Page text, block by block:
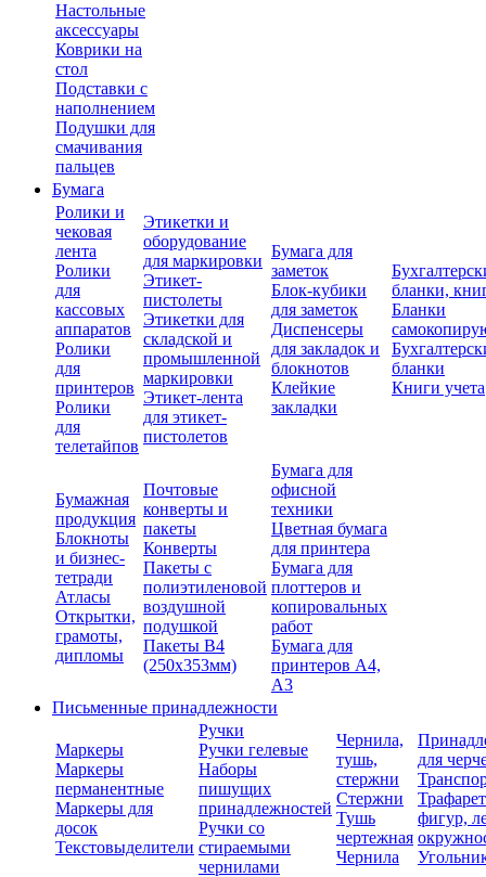
Настольные
аксессуары
Коврики на
стол
Подставки с
наполнением
Подушки для
смачивания
пальцев
Бумага
Ролики и
чековая
лента
Ролики
для
кассовых
аппаратов
Ролики
для
принтеров
Ролики
для
телетайпов
Этикетки и
оборудование
для маркировки
Этикет-
пистолеты
Этикетки для
складской и
промышленной
маркировки
Этикет-лента
для этикет-
пистолетов
Бумага для
заметок
Блок-кубики
для заметок
Диспенсеры
для закладок и
блокнотов
Клейкие
закладки
бланки,
Бланки
бланки
Книги учета
Бумажная
продукция
Блокноты
и бизнес-
тетради
Атласы
Открытки,
грамоты,
дипломы
Почтовые
конверты и
пакеты
Конверты
Пакеты с
полиэтиленовой
воздушной
подушкой
Пакеты В4
(250х353мм)
Бумага для
офисной
техники
Цветная бумага
для принтера
Бумага для
плоттеров и
копировальных
работ
Бумага для
принтеров А4,
А3
Письменные принадлежности
Маркеры
Маркеры
перманентные
Маркеры для
досок
Текстовыделители
Ручки
Ручки гелевые
Наборы
пишущих
принадлежностей
Ручки со
стираемыми
чернилами
Чернила,
тушь,
стержни
Стержни
Тушь
чертежная
Чернила
для
фигур,